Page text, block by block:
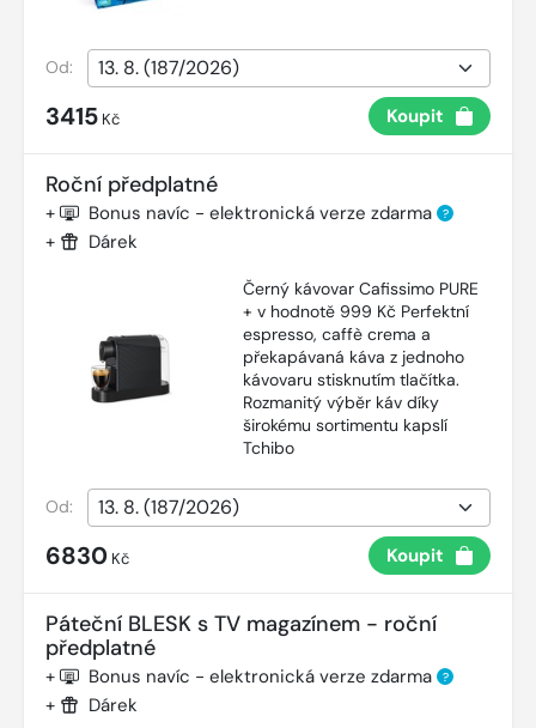
Od:
3415 Kč Koupit
Roční předplatné
+ Bonus navíc - elektronická verze zdarma ?
+ Dárek
Černý kávovar Cafissimo PURE
+ v hodnotě 999 Kč Perfektní
espresso, caffè crema a
překapávaná káva z jednoho
kávovaru stisknutím tlačítka.
Rozmanitý výběr káv díky
širokému sortimentu kapslí
Tchibo
Od:
6830 Kč Koupit
Páteční BLESK s TV magazínem - roční
předplatné
+ Bonus navíc - elektronická verze zdarma ?
+ Dárek